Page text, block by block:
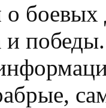
боевых
и